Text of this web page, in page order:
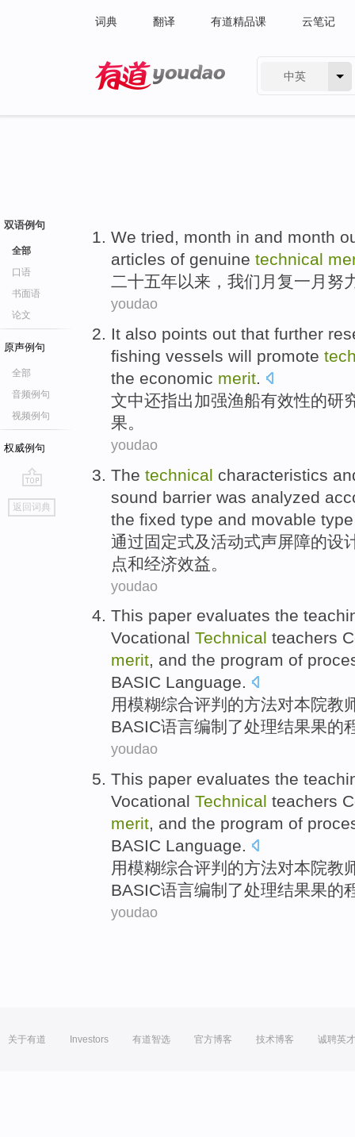
词典 翻译 有道精品课 云笔记
中英
双语例句
全部
口语
书面语
论文
原声例句
全部
音频例句
视频例句
权威例句
go
top
返回词典
We tried, month in and month
articles of genuine technical
二十五年以来 ， 我们 月复一月 努
youdao
It also points out that further
fishing vessels will promote
the economic merit.
文中还指出加强渔船有效性的研
果。
youdao
The technical characteristics
sound barrier was analyzed
the fixed type and movable
通过固定式及活动式声屏障的设
点和经济效益 。
youdao
This paper evaluates the
Vocational Technical teachers
merit, and the program of
BASIC Language.
用模糊综合评判 的方法对本院教
BASIC语言编制了处理结果果的
youdao
This paper evaluates the
Vocational Technical teachers
merit, and the program of
BASIC Language.
用模糊综合评判 的方法对本院教
BASIC语言编制了处理结果果的
youdao
关于有道 Investors 有道智选 官方博客 技术博客 诚聘英才